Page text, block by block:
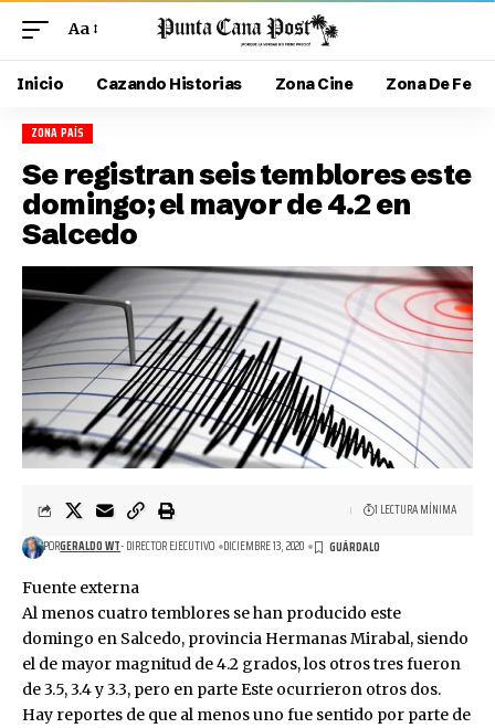
Aa
Inicio Cazando Historias Zona Cine Zona De Fe
ZONA PAÍS
Se registran seis temblores este
domingo; el mayor de 4.2 en
Salcedo
PORGERALDO WT- DIRECTOR EJECUTIVO DICIEMBRE 13, 2020
1 LECTURA MÍNIMA
Fuente externa
Al menos cuatro temblores se han producido este
domingo en Salcedo, provincia Hermanas Mirabal, siendo
el de mayor magnitud de 4.2 grados, los otros tres fueron
de 3.5, 3.4 y 3.3, pero en parte Este ocurrieron otros dos.
Hay reportes de que al menos uno fue sentido por parte de